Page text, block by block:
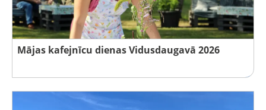
Mājas kafejnīcu dienas Vidusdaugavā 2026